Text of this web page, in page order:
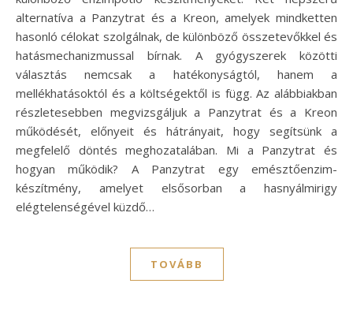
alternatíva a Panzytrat és a Kreon, amelyek mindketten
hasonló célokat szolgálnak, de különböző összetevőkkel és
hatásmechanizmussal bírnak. A gyógyszerek közötti
választás nemcsak a hatékonyságtól, hanem a
mellékhatásoktól és a költségektől is függ. Az alábbiakban
részletesebben megvizsgáljuk a Panzytrat és a Kreon
működését, előnyeit és hátrányait, hogy segítsünk a
megfelelő döntés meghozatalában. Mi a Panzytrat és
hogyan működik? A Panzytrat egy emésztőenzim-
készítmény, amelyet elsősorban a hasnyálmirigy
elégtelenségével küzdő…
TOVÁBB